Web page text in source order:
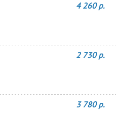
4 260 р.
2 730 р.
3 780 р.